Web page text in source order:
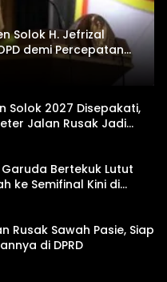
Solok H. Jefrizal
demi Percepatan
Solok 2027 Disepakati,
Jalan Rusak Jadi
Garuda Bertekuk Lutut
ke Semifinal Kini di
Rusak Sawah Pasie, Siap
di DPRD